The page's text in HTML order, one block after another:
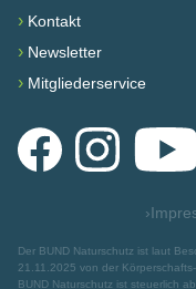
› Kontakt
› Newsletter
› Mitgliederservice
FacebookInstagram
›
Der BUND Naturschutz ist laut
21.11.2025 von der
BUND Naturschutz ist steuerlich